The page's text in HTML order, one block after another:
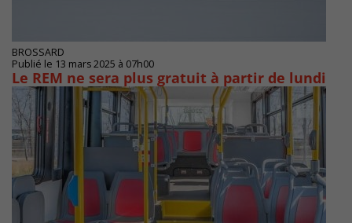
BROSSARD
Publié le 13 mars 2025 à 07h00
Le REM ne sera plus gratuit à partir de lundi